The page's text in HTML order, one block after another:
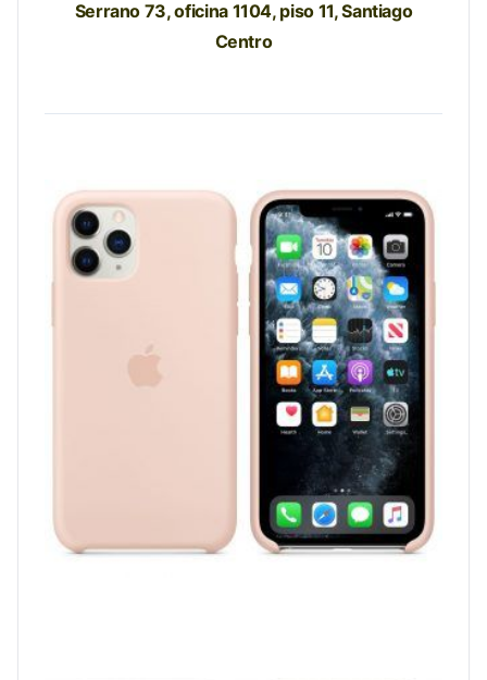
Serrano 73, oficina 1104, piso 11, Santiago
Centro